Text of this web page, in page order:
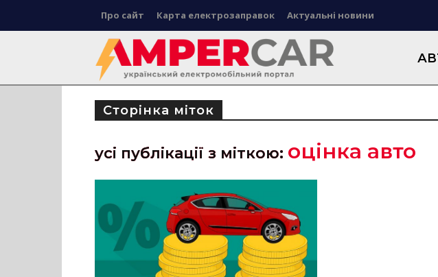
Про сайт Карта електрозаправок Актуальні новини
Сторінка міток
усі публікації з міткою: оцінка авто